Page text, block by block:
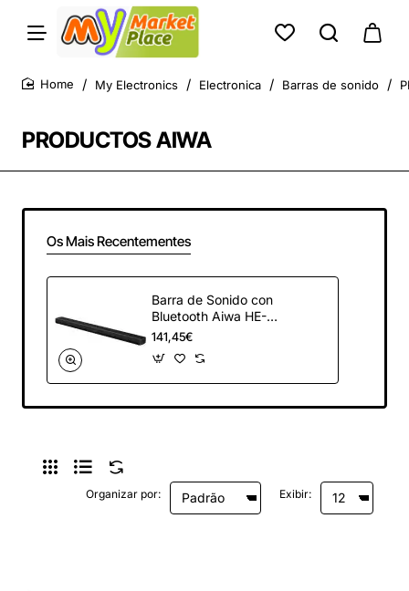
PRODUCTOS AIWA
My Electronics Electronica Barras de sonido
Os Mais Recentementes
Barra de Sonido con
Bluetooth Aiwa HE-
950BT/ 120W/ 2.0
141,45€
Organizar por: Exibir: